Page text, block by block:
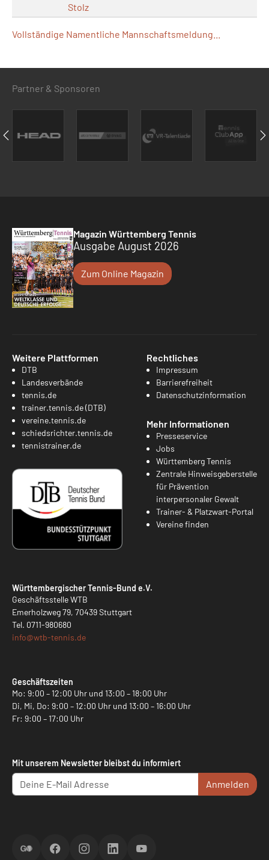
Stolz
Vollständige Namentliche Mannschaftsmeldung...
Partner & Sponsoren
Magazin Württemberg Tennis
Ausgabe August 2026
Zum Online Magazin
Weitere Plattformen
DTB
Landesverbände
tennis.de
trainer.tennis.de (DTB)
vereine.tennis.de
schiedsrichter.tennis.de
tennistrainer.de
Rechtliches
Impressum
Barrierefreiheit
Datenschutzinformation
Mehr Informationen
Presseservice
Jobs
Württemberg Tennis
Zentrale Hinweisgeberstelle
für Prävention
interpersonaler Gewalt
Trainer- & Platzwart-Portal
Vereine finden
Württembergischer Tennis-Bund e.V.
Geschäftsstelle WTB
Emerholzweg 79, 70439 Stuttgart
Tel. 0711-980680
info@wtb-tennis.de
Geschäftszeiten
Mo: 9:00 – 12:00 Uhr und 13:00 – 18:00 Uhr
Di, Mi, Do: 9:00 – 12:00 Uhr und 13:00 – 16:00 Uhr
Fr: 9:00 – 17:00 Uhr
Mit unserem Newsletter bleibst du informiert
Anmelden
ScoreGOFacebookInstagramLinkedInYouTube